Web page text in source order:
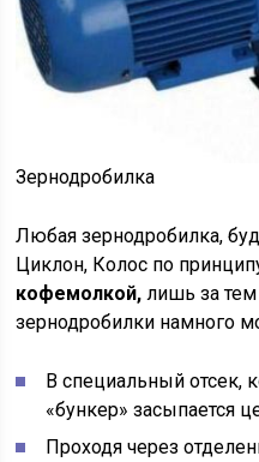
Зернодробилка
Любая зернодробилка,
Циклон, Колос по
кофемолкой, лишь за
зернодробилки намного
В специальный отсек,
«бункер» засыпается
Проходя через